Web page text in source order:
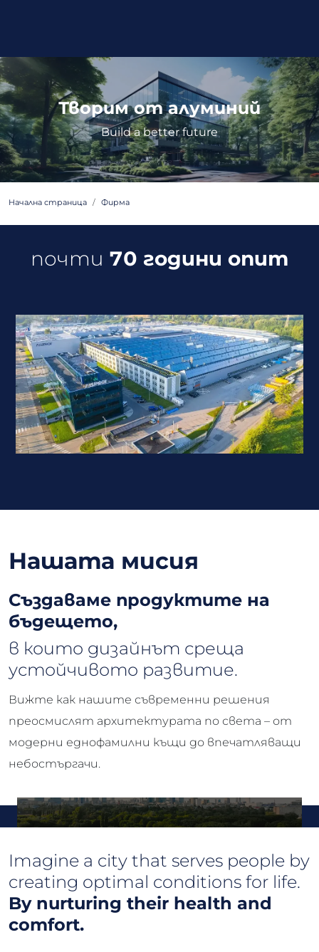
Творим от алуминий
Build a better future
Начална страница Фирма
почти 70 години опит
Нашата мисия
Създаваме продуктите на
бъдещето,
в които дизайнът среща
устойчивото развитие.
Вижте как нашите съвременни решения
преосмислят архитектурата по света – от
модерни еднофамилни къщи до впечатляващи
небостъргачи.
Imagine a city that serves people by
creating optimal conditions for life.
By nurturing their health and
comfort.